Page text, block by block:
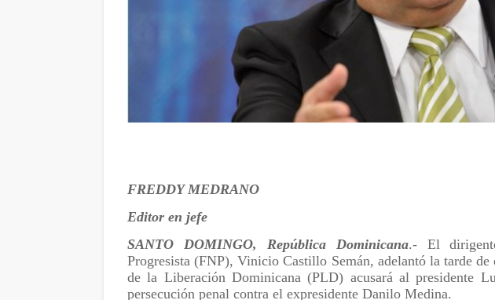
FREDDY MEDRANO
Editor en jefe
SANTO DOMINGO, República Dominicana.- El
Progresista (FNP), Vinicio Castillo Semán, adelantó la tarde
de la Liberación Dominicana (PLD) acusará al presidente
persecución penal contra el expresidente Danilo Medina.